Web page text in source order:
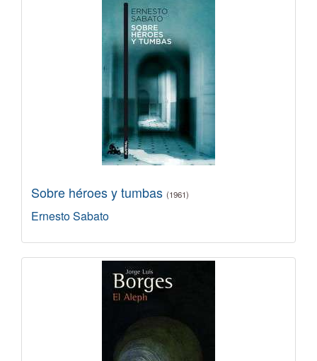
Sobre héroes y tumbas (1961)
Ernesto Sabato